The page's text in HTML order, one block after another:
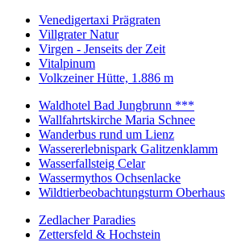
Venedigertaxi Prägraten
Villgrater Natur
Virgen - Jenseits der Zeit
Vitalpinum
Volkzeiner Hütte, 1.886 m
Waldhotel Bad Jungbrunn ***
Wallfahrtskirche Maria Schnee
Wanderbus rund um Lienz
Wassererlebnispark Galitzenklamm
Wasserfallsteig Celar
Wassermythos Ochsenlacke
Wildtierbeobachtungsturm Oberhaus
Zedlacher Paradies
Zettersfeld & Hochstein